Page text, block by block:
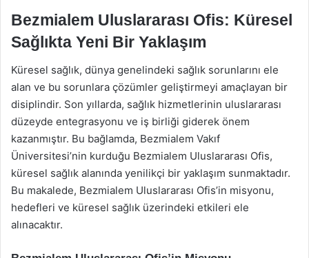
Bezmialem Uluslararası Ofis: Küresel
Sağlıkta Yeni Bir Yaklaşım
Küresel sağlık, dünya genelindeki sağlık sorunlarını ele
alan ve bu sorunlara çözümler geliştirmeyi amaçlayan bir
disiplindir. Son yıllarda, sağlık hizmetlerinin uluslararası
düzeyde entegrasyonu ve iş birliği giderek önem
kazanmıştır. Bu bağlamda, Bezmialem Vakıf
Üniversitesi’nin kurduğu Bezmialem Uluslararası Ofis,
küresel sağlık alanında yenilikçi bir yaklaşım sunmaktadır.
Bu makalede, Bezmialem Uluslararası Ofis’in misyonu,
hedefleri ve küresel sağlık üzerindeki etkileri ele
alınacaktır.